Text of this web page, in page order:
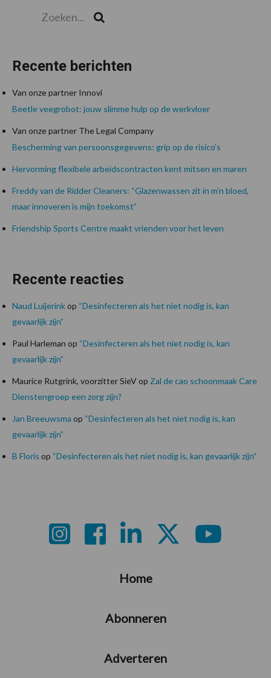
Recente berichten
Van onze partner Innovi
Beetle veegrobot: jouw slimme hulp op de werkvloer
Van onze partner The Legal Company
Bescherming van persoonsgegevens: grip op de risico’s
Hervorming flexibele arbeidscontracten kent mitsen en maren
Freddy van de Ridder Cleaners: “Glazenwassen zit in m’n bloed,
maar innoveren is mijn toekomst”
Friendship Sports Centre maakt vrienden voor het leven
Recente reacties
Naud Luijerinkop “Desinfecteren als het niet nodig is, kan
gevaarlijk zijn”
Paul Harleman op “Desinfecteren als het niet nodig is, kan
gevaarlijk zijn”
Maurice Rutgrink, voorzitter SieVop Zal de cao schoonmaak Care
Dienstengroep een zorg zijn?
Jan Breeuwsma op “Desinfecteren als het niet nodig is, kan
gevaarlijk zijn”
B Floris op “Desinfecteren als het niet nodig is, kan gevaarlijk zijn”
Home
Abonneren
Adverteren